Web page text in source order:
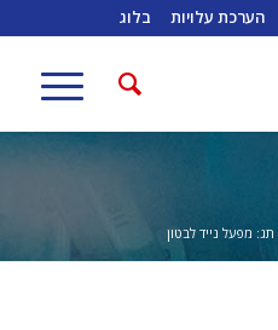
הערכת עלויות בלוג
תג: מפעל נייד לבטון